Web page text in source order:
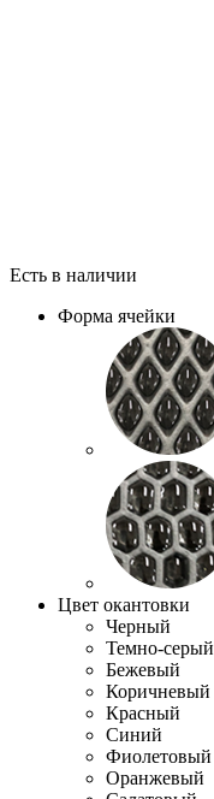
Есть в наличии
Форма ячейки
Цвет окантовки
Черный
Темно-серый
Бежевый
Коричневый
Красный
Синий
Фиолетовый
Оранжевый